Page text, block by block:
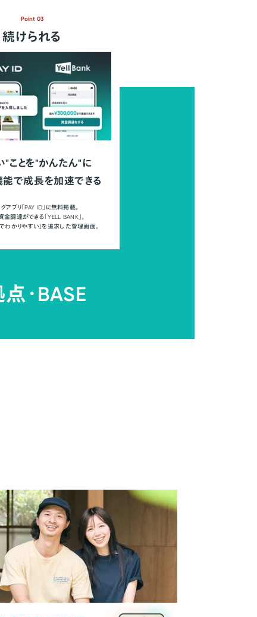
Point 03
続けられる
"ことを"かんたん"に
で成長を加速できる
アプリ「PAY ID」に無料掲載。
調達ができる「YELL BANK」。
でわかりやすい」を追求した管理画面。
・BASE